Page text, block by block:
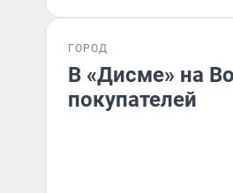
ГОРОД
В «Дисме» на
покупателей